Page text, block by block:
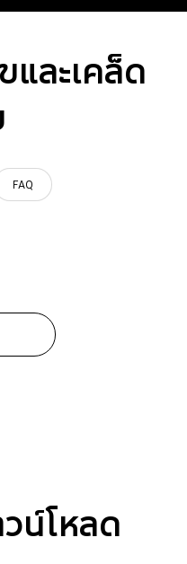
และเคล็ด
FAQ
น์โหลด